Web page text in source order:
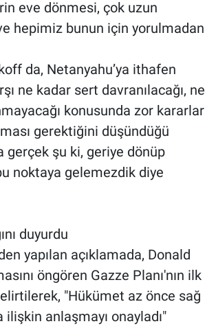
eve dönmesi, çok uzun
hepimiz bunun için yorulmadan
da, Netanyahu’ya ithafen
ne kadar sert davranılacağı, ne
konusunda zor kararlar
gerektiğini düşündüğü
gerçek şu ki, geriye dönüp
noktaya gelemezdik diye
duyurdu
yapılan açıklamada, Donald
öngören Gazze Planı'nın ilk
"Hükümet az önce sağ
anlaşmayı onayladı"